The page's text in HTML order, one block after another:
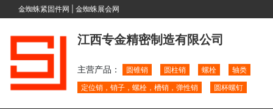
金蜘蛛紧固件网 金蜘蛛展会网
江西专金精密制造有限公司
主营产品： 圆锥销 圆柱销 螺栓
轴类
定位销，销子，螺栓，槽销，弹性销
圆杯螺钉